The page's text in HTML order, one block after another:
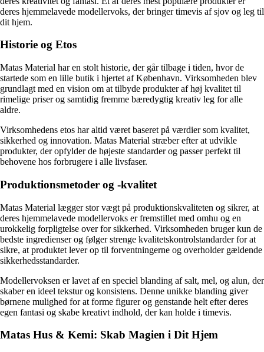
deres hjemmelavede modellervoks, der bringer timevis af sjov og leg til
dit hjem.
Historie og Etos
Matas Material har en stolt historie, der går tilbage i tiden, hvor de
startede som en lille butik i hjertet af København. Virksomheden blev
grundlagt med en vision om at tilbyde produkter af høj kvalitet til
rimelige priser og samtidig fremme bæredygtig kreativ leg for alle
aldre.
Virksomhedens etos har altid været baseret på værdier som kvalitet,
sikkerhed og innovation. Matas Material stræber efter at udvikle
produkter, der opfylder de højeste standarder og passer perfekt til
behovene hos forbrugere i alle livsfaser.
Produktionsmetoder og -kvalitet
Matas Material lægger stor vægt på produktionskvaliteten og sikrer, at
deres hjemmelavede modellervoks er fremstillet med omhu og en
urokkelig forpligtelse over for sikkerhed. Virksomheden bruger kun de
bedste ingredienser og følger strenge kvalitetskontrolstandarder for at
sikre, at produktet lever op til forventningerne og overholder gældende
sikkerhedsstandarder.
Modellervoksen er lavet af en speciel blanding af salt, mel, og alun, der
skaber en ideel tekstur og konsistens. Denne unikke blanding giver
børnene mulighed for at forme figurer og genstande helt efter deres
egen fantasi og skabe kreativt indhold, der kan holde i timevis.
Matas Hus & Kemi: Skab Magien i Dit Hjem